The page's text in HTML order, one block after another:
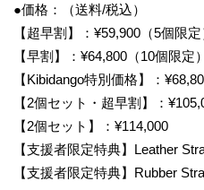
●価格：（送料/税込）
【超早割】：¥59,900（5個限定
【早割】：¥64,800（10個限定）
【Kibidango特別価格】：
【2個セット・超早割】：
【2個セット】：¥114,000
【支援者限定特典】Leather
【支援者限定特典】Rubber